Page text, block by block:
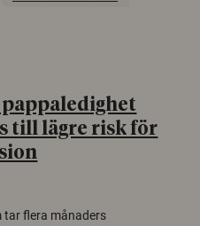
pappaledighet
till lägre risk för
tar flera månaders